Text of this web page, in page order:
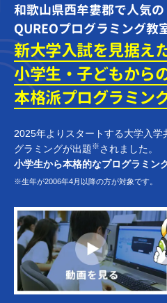
和歌山県西牟婁郡で人気の
QUREOプログラミング教
新大学入試を見据え
小学生・子どもから
本格派プログラミン
2025年よりスタートする大学入学
グラミングが出題※されました。
小学生から本格的なプログラミン
※生年が2006年4月以降の方が対象です。